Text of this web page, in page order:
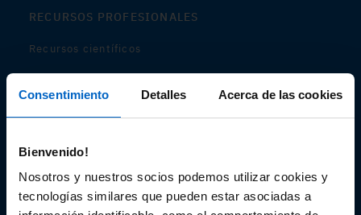
Consentimiento Detalles Acerca de las cookies
Bienvenido!
Nosotros y nuestros socios podemos utilizar cookies y
tecnologías similares que pueden estar asociadas a
RECURSOS PROFESIONALES
Recursos científicos
Audiovisual
Espacio de Información Médica